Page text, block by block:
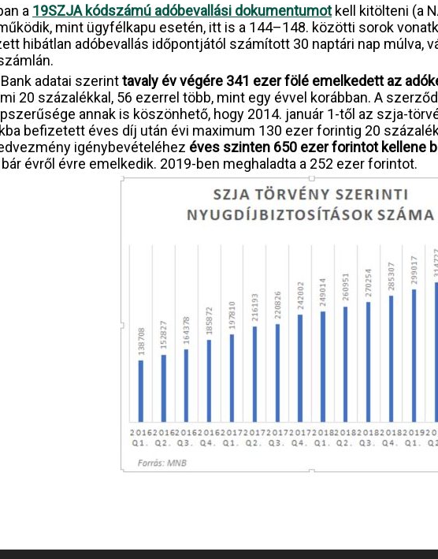
a 19SZJA kódszámú adóbevallási dokumentumotkell kitölteni (a
mint ügyfélkapu esetén, itt is a 144–148. közötti sorok
hibátlan adóbevallás időpontjától számított 30 naptári nap múlva,
adatai szerinttavaly év végére 341 ezer fölé emelkedett az
20 százalékkal, 56 ezerrel több, mint egy évvel korábban. A
annak is köszönhető, hogy 2014. január 1-től az szja-
befizetett éves díj után évi maximum 130 ezer forintig 20
igénybevételéhez éves szinten 650 ezer forintot kellene
évről évre emelkedik. 2019-ben meghaladta a 252 ezer forintot.